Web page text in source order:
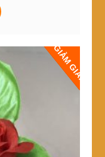
5,200,000₫
phẩm
biến
thể.
Các
tùy
chọn
có
thể
được
GIẢM GIÁ!